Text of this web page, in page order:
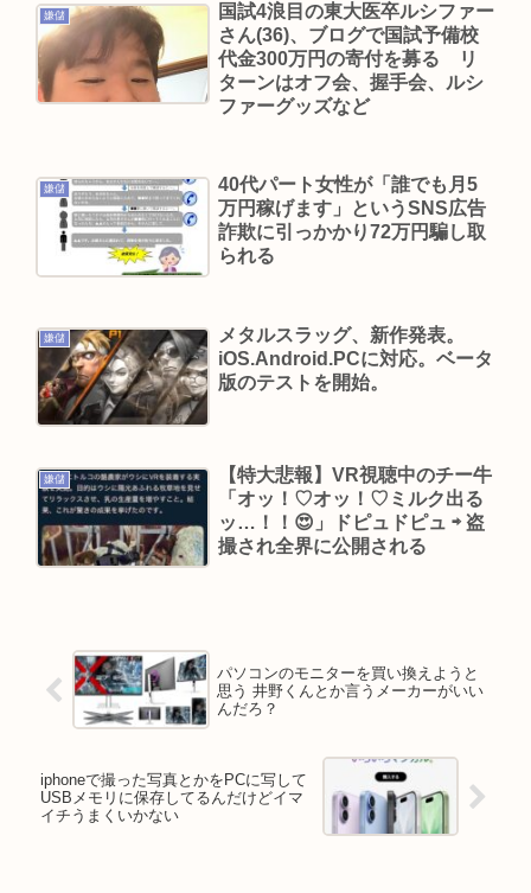
華式も結婚生活は4年半で終止符
👴"テレビ大好き"高齢者の「テレビ離れ」が始ま
った…10代後半～20代の約7割が"ほぼ見ない"
嫌儲
国試4浪目の東大医卒ルシファー
さん(36)、ブログで国試予備校
代金300万円の寄付を募る リ
ターンはオフ会、握手会、ルシ
ファーグッズなど
嫌儲
40代パート女性が「誰でも月5
万円稼げます」というSNS広告
詐欺に引っかかり72万円騙し取
られる
嫌儲
メタルスラッグ、新作発表。
iOS.Android.PCに対応。ベータ
版のテストを開始。
嫌儲
【特大悲報】VR視聴中のチー牛
「オッ！♡オッ！♡ミルク出る
ッ…！！😍」ドピュドピュ ⇨ 盗
撮され全界に公開される
パソコンのモニターを買い換えようと
思う 井野くんとか言うメーカーがいい
んだろ？
iphoneで撮った写真とかをPCに写して
USBメモリに保存してるんだけどイマ
イチうまくいかない